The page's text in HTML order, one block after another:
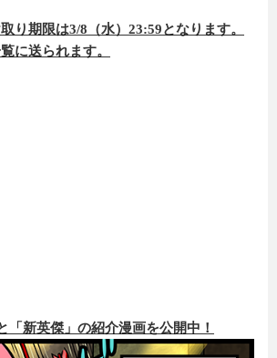
り期限は3/8（水）23:59となります。
に送られます。
「新英傑」の紹介漫画を公開中！